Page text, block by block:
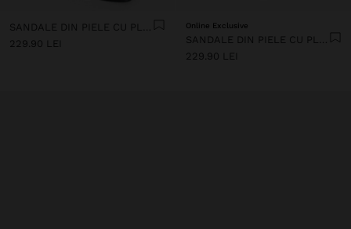
SANDALE DIN PIELE CU PLATFORMĂ ȘI CATARAMĂ
229.90 LEI
Online Exclusive
SANDALE DIN PIELE CU PLATFORMĂ ȘI CU O CUREA LATĂ
229.90 LEI